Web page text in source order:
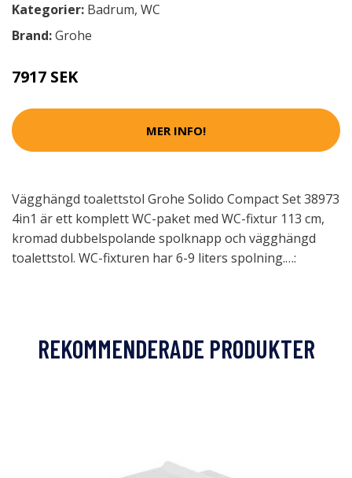
Kategorier: Badrum, WC
Brand:Grohe
7917 SEK
MER INFO!
Vägghängd toalettstol Grohe Solido Compact Set 38973
4in1 är ett komplett WC-paket med WC-fixtur 113 cm,
kromad dubbelspolande spolknapp och vägghängd
toalettstol. WC-fixturen har 6-9 liters spolning.…:
REKOMMENDERADE PRODUKTER